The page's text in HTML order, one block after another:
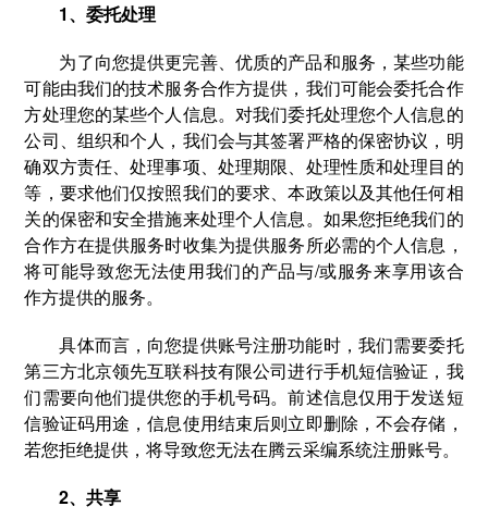
1、委托处理
为了向您提供更完善、优质的产品和服务，某些功能
可能由我们的技术服务合作方提供，我们可能会委托合作
方处理您的某些个人信息。对我们委托处理您个人信息的
公司、组织和个人，我们会与其签署严格的保密协议，明
确双方责任、处理事项、处理期限、处理性质和处理目的
等，要求他们仅按照我们的要求、本政策以及其他任何相
关的保密和安全措施来处理个人信息。如果您拒绝我们的
合作方在提供服务时收集为提供服务所必需的个人信息，
将可能导致您无法使用我们的产品与/或服务来享用该合
作方提供的服务。
具体而言，向您提供账号注册功能时，我们需要委托
第三方北京领先互联科技有限公司进行手机短信验证，我
们需要向他们提供您的手机号码。前述信息仅用于发送短
信验证码用途，信息使用结束后则立即删除，不会存储，
若您拒绝提供，将导致您无法在腾云采编系统注册账号。
2、共享